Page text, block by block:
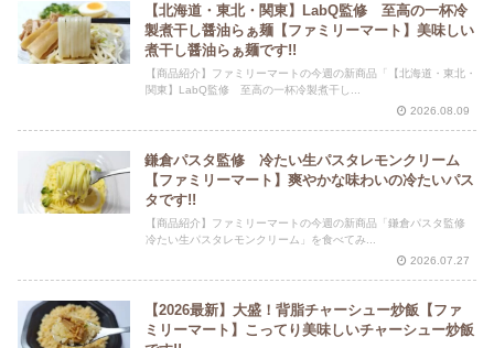
【北海道・東北・関東】LabQ監修 至高の一杯冷
製煮干し醤油らぁ麺【ファミリーマート】美味しい
煮干し醤油らぁ麺です!!
【商品紹介】ファミリーマートの今週の新商品「【北海道・東北・
関東】LabQ監修 至高の一杯冷製煮干し...
2026.08.09
鎌倉パスタ監修 冷たい生パスタレモンクリーム
【ファミリーマート】爽やかな味わいの冷たいパス
タです!!
【商品紹介】ファミリーマートの今週の新商品「鎌倉パスタ監修
冷たい生パスタレモンクリーム」を食べてみ...
2026.07.27
【2026最新】大盛！背脂チャーシュー炒飯【ファ
ミリーマート】こってり美味しいチャーシュー炒飯